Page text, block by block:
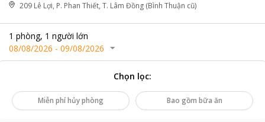
209 Lê Lợi, P. Phan Thiết, T. Lâm Đồng (Bình Thuận cũ)
1 phòng, 1 người lớn
08/08/2026 - 09/08/2026
Chọn lọc:
Miễn phí hủy phòng Bao gồm bữa ăn